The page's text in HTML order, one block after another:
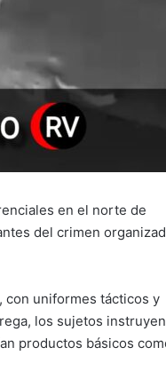
en el norte de
del crimen
con uniformes tácticos y
los sujetos
productos básicos